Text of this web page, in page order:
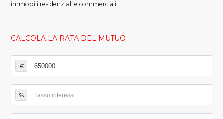
immobili residenziali e commerciali.
CALCOLA LA RATA DEL MUTUO
€
%